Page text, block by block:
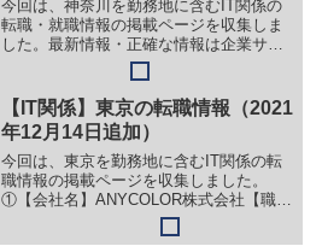
今回は、神奈川を勤務地に含むIT関係の
転職・就職情報の掲載ページを収集しま
した。最新情報・正確な情報は企業サイ
トでご確認ください。①【会社名】株式
会社ビット【職務】［新卒］＞＞（１）
システムエンジニア＞＞（２）プログラ
マー［キャリア・中途］...
【IT関係】東京の転職情報（2021
年12月14日追加）
今回は、東京を勤務地に含むIT関係の転
職情報の掲載ページを収集しました。
①【会社名】ANYCOLOR株式会社【職
務】（１）プランナー（２）クリエイタ
ー（３）ディレクター（４）営業（５）